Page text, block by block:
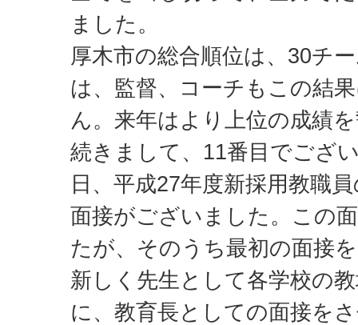
ました。
厚木市の総合順位は、30チ
は、監督、コーチもこの結
ん。来年はより上位の成績
続きまして、11番目でござ
日、平成27年度新採用教職
面接がございました。この
たが、そのうち最初の面接
新しく先生として各学校の
に、教育長としての面接を